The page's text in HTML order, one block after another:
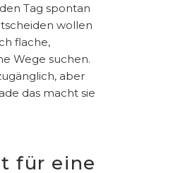
Tag spontan
wollen
flache,
Wege suchen.
aber
das macht sie
für eine